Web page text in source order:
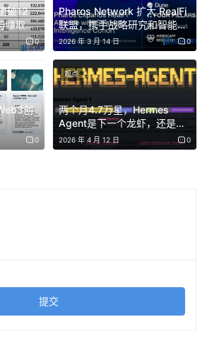
是“不同资产所处的结构阶段是否发生
，但它正在从决定方向的核心变量，
因素。市场不再围绕一个中心叙事高
逻辑并行的状态下缓慢演化。这意味
中于单一顶部崩塌，而更多体现在结
同样，机会也不再来自押注整体行情，
与角色分化的提前识别。
“失效”并不是加密市场走向成熟的代
加密市场，不再需要用牛与熊来定义
破12
赚取
0
Pharos Network 扩大 RealFi
联盟，携手战略研究和智能伙
伴，提升机构透明度
2026 年 3 月 14 日 0
创
0
两个月4.7万星，Hermes
Agent是下一个龙虾，还是另
一个故事？
2026 年 4 月 12 日 0
观点
提交